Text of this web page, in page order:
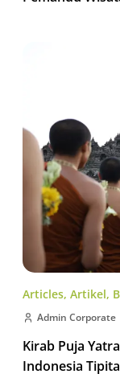
Articles, Artikel,
Admin Corporate
Kirab Puja
Indonesia